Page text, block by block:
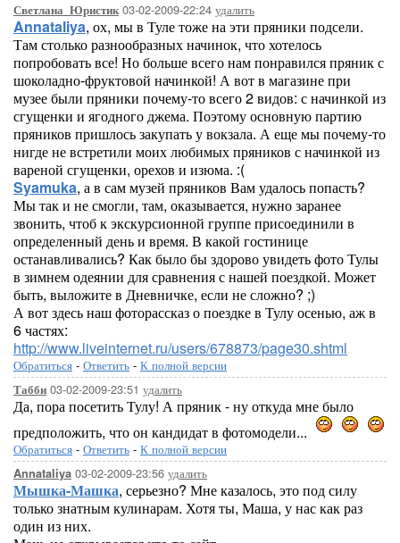
Светлана_Юристик03-02-2009-22:24 удалить
Annataliya, ох, мы в Туле тоже на эти пряники подсели.
Там столько разнообразных начинок, что хотелось
попробовать все! Но больше всего нам понравился пряник с
шоколадно-фруктовой начинкой! А вот в магазине при
музее были пряники почему-то всего 2 видов: с начинкой из
сгущенки и ягодного джема. Поэтому основную партию
пряников пришлось закупать у вокзала. А еще мы почему-то
нигде не встретили моих любимых пряников с начинкой из
вареной сгущенки, орехов и изюма. :(
Syamuka, а в сам музей пряников Вам удалось попасть?
Мы так и не смогли, там, оказывается, нужно заранее
звонить, чтоб к экскурсионной группе присоединили в
определенный день и время. В какой гостинице
останавливались? Как было бы здорово увидеть фото Тулы
в зимнем одеянии для сравнения с нашей поездкой. Может
быть, выложите в Дневничке, если не сложно? ;)
А вот здесь наш фоторассказ о поездке в Тулу осенью, аж в
6 частях:
http://www.liveinternet.ru/users/678873/page30.shtml
Обратиться - Ответить - К полной версии
Табби 03-02-2009-23:51 удалить
Да, пора посетить Тулу! А пряник - ну откуда мне было
предположить, что он кандидат в фотомодели...
Обратиться - Ответить - К полной версии
Annataliya 03-02-2009-23:56 удалить
Мышка-Машка, серьезно? Мне казалось, это под силу
только знатным кулинарам. Хотя ты, Маша, у нас как раз
один из них.